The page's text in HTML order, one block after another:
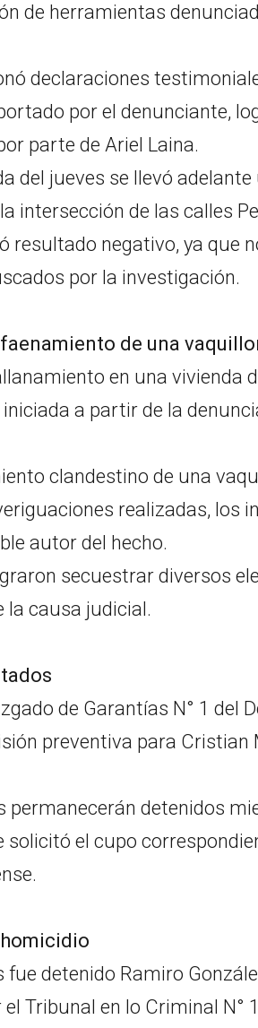
de herramientas
declaraciones
por el denunciante,
parte de Ariel Laina.
del jueves se llevó adelante
intersección de las calles
resultado negativo, ya que
por la investigación.
de una
en una vivienda
a partir de la
clandestino de una
realizadas, los
autor del hecho.
secuestrar diversos
la causa judicial.
de Garantías N° 1 del
preventiva para Cristian
detenidos
el cupo
detenido Ramiro
Tribunal en lo Criminal N°